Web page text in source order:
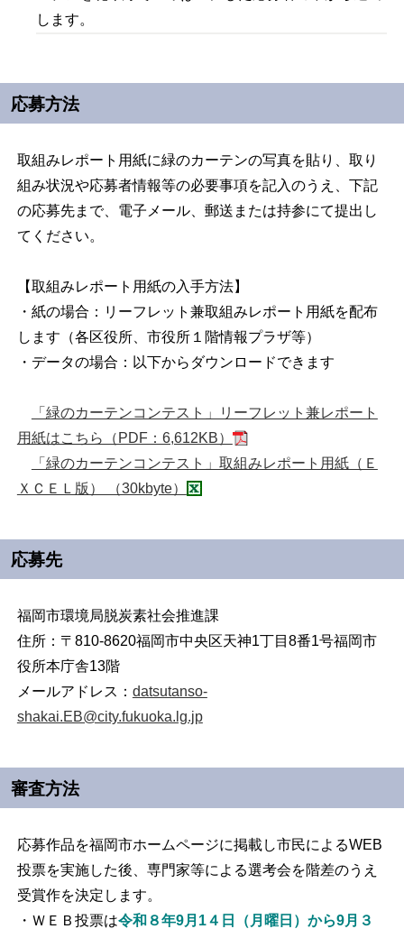
します。
応募方法
取組みレポート用紙に緑のカーテンの写真を貼り、取り
組み状況や応募者情報等の必要事項を記入のうえ、下記
の応募先まで、電子メール、郵送または持参にて提出し
てください。
【取組みレポート用紙の入手方法】
・紙の場合：リーフレット兼取組みレポート用紙を配布
します（各区役所、市役所１階情報プラザ等）
・データの場合：以下からダウンロードできます
「緑のカーテンコンテスト」リーフレット兼レポート
用紙はこちら（PDF：6,612KB）
「緑のカーテンコンテスト」取組みレポート用紙（Ｅ
ＸＣＥＬ版） （30kbyte）
応募先
福岡市環境局脱炭素社会推進課
住所：〒810-8620福岡市中央区天神1丁目8番1号福岡市
役所本庁舎13階
メールアドレス： datsutanso-
shakai.EB@city.fukuoka.lg.jp
審査方法
応募作品を福岡市ホームページに掲載し市民によるWEB
投票を実施した後、専門家等による選考会を階差のうえ
受賞作を決定します。
・ＷＥＢ投票は令和８年9月1４日（月曜日）から9月３